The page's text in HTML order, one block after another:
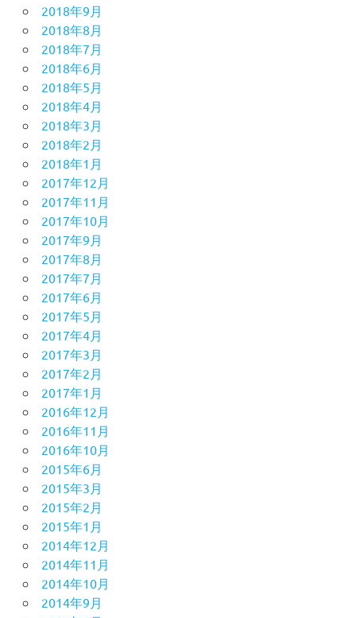
2018年9月
2018年8月
2018年7月
2018年6月
2018年5月
2018年4月
2018年3月
2018年2月
2018年1月
2017年12月
2017年11月
2017年10月
2017年9月
2017年8月
2017年7月
2017年6月
2017年5月
2017年4月
2017年3月
2017年2月
2017年1月
2016年12月
2016年11月
2016年10月
2015年6月
2015年3月
2015年2月
2015年1月
2014年12月
2014年11月
2014年10月
2014年9月